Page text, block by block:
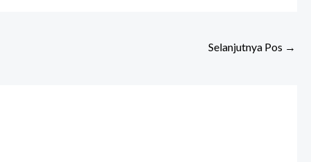
Selanjutnya Pos →